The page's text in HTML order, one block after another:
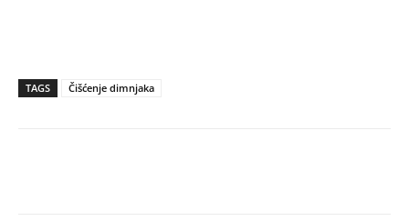
TAGS Čišćenje dimnjaka